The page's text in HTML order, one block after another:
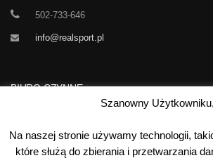
502-733-646
info@realsport.pl
BIURO CZYNNE
7 dni w tygodniu
Szanowny Użytkowniku,
Na naszej stronie używamy technologii,
które służą do zbierania i przetwarzania